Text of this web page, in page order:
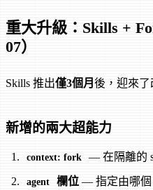
重大升級：Skills +
07）
Skills 推出僅3個月 後，迎來了
新增的兩大超能力
context: fork — 在隔離的
agent 欄位— 指定由哪個